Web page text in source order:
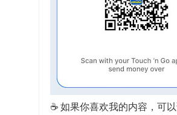
☕ 如果你喜欢我的内容，可